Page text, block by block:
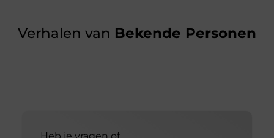
Verhalen van Bekende Personen
Heb je vragen of